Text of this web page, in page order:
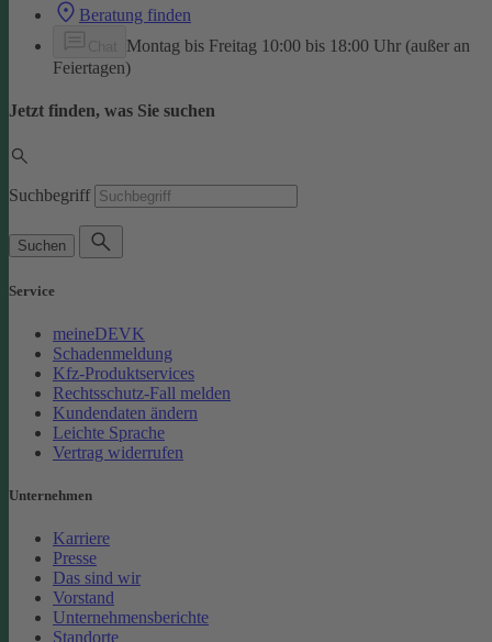
Beratung finden
Montag bis Freitag 10:00 bis 18:00 Uhr (außer an
Feiertagen)
Jetzt finden, was Sie suchen
Suchbegriff
Suchen
Service
meineDEVK
Schadenmeldung
Kfz-Produktservices
Rechtsschutz-Fall melden
Kundendaten ändern
Leichte Sprache
Vertrag widerrufen
Unternehmen
Karriere
Presse
Das sind wir
Vorstand
Unternehmensberichte
Standorte